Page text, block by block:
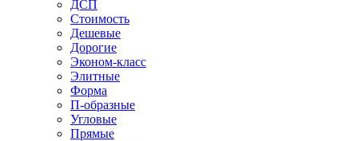
ДСП
Стоимость
Дешевые
Дорогие
Эконом-класс
Элитные
Форма
П-образные
Угловые
Прямые